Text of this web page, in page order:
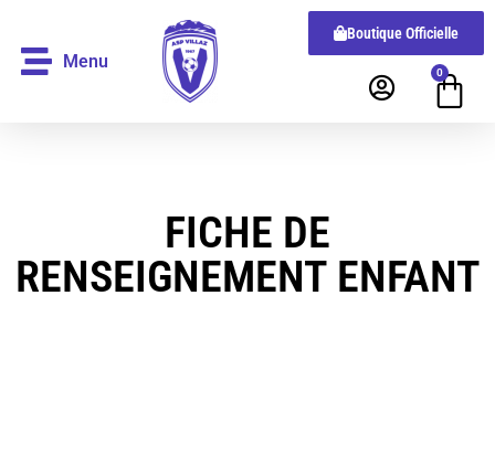
Menu
Boutique Officielle
0
FICHE DE
RENSEIGNEMENT ENFANT